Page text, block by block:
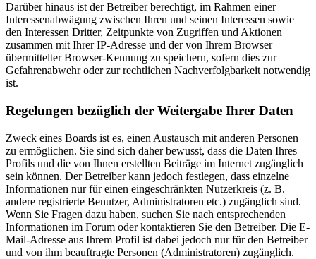
Darüber hinaus ist der Betreiber berechtigt, im Rahmen einer
Interessenabwägung zwischen Ihren und seinen Interessen sowie
den Interessen Dritter, Zeitpunkte von Zugriffen und Aktionen
zusammen mit Ihrer IP-Adresse und der von Ihrem Browser
übermittelter Browser-Kennung zu speichern, sofern dies zur
Gefahrenabwehr oder zur rechtlichen Nachverfolgbarkeit notwendig
ist.
Regelungen bezüglich der Weitergabe Ihrer Daten
Zweck eines Boards ist es, einen Austausch mit anderen Personen
zu ermöglichen. Sie sind sich daher bewusst, dass die Daten Ihres
Profils und die von Ihnen erstellten Beiträge im Internet zugänglich
sein können. Der Betreiber kann jedoch festlegen, dass einzelne
Informationen nur für einen eingeschränkten Nutzerkreis (z. B.
andere registrierte Benutzer, Administratoren etc.) zugänglich sind.
Wenn Sie Fragen dazu haben, suchen Sie nach entsprechenden
Informationen im Forum oder kontaktieren Sie den Betreiber. Die E-
Mail-Adresse aus Ihrem Profil ist dabei jedoch nur für den Betreiber
und von ihm beauftragte Personen (Administratoren) zugänglich.